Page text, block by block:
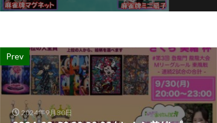
Prev
2024年9月30日